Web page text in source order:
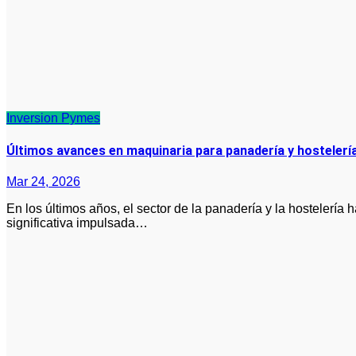
Inversion Pymes
Últimos avances en maquinaria para panadería y
Mar 24, 2026
En los últimos años, el sector de la panadería y la hostelería ha experimentado una transformación
significativa impulsada…